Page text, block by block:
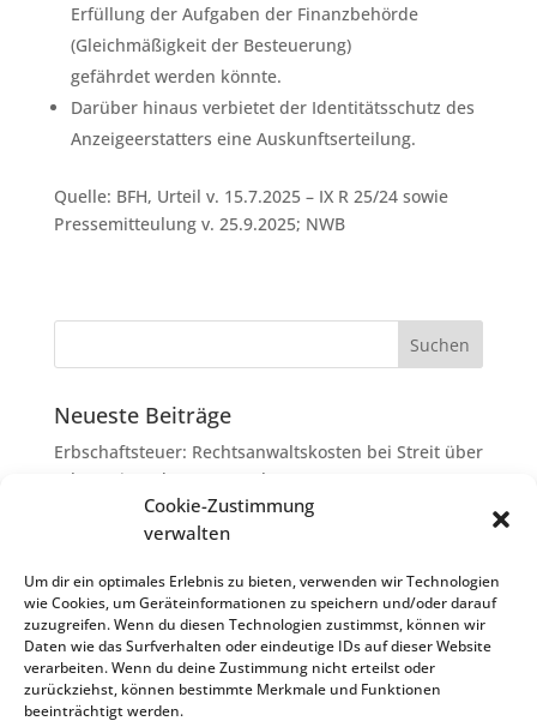
Cookie-Zustimmung
verwalten
Um dir ein optimales Erlebnis zu bieten, verwenden wir Technologien
wie Cookies, um Geräteinformationen zu speichern und/oder darauf
zuzugreifen. Wenn du diesen Technologien zustimmst, können wir
Daten wie das Surfverhalten oder eindeutige IDs auf dieser Website
verarbeiten. Wenn du deine Zustimmung nicht erteilst oder
zurückziehst, können bestimmte Merkmale und Funktionen
beeinträchtigt werden.
Erfüllung der Aufgaben der Finanzbehörde
(Gleichmäßigkeit der Besteuerung)
gefährdet werden könnte.
Darüber hinaus verbietet der Identitätsschutz des
Anzeigeerstatters eine Auskunftserteilung.
Quelle: BFH, Urteil v. 15.7.2025 – IX R 25/24 sowie
Pressemitteulung v. 25.9.2025; NWB
Neueste Beiträge
Erbschaftsteuer: Rechtsanwaltskosten bei Streit über
Erbauseinandersetzung als
Nachlassverbindlichkeiten
Umsatzsteuer-Umrechnungskurse Juli 2026
Keine Steuerfreiheit eines sog. Konfusionsgewinns
bei Mutterkapitalgesellschaft
Schenkungsteuer: Zinssatz von 5,5 % für die
Bewertung von Leibrenten verfassungsgemäß
Passivierung einer Verbindlichkeit im